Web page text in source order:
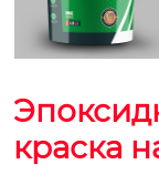
краска